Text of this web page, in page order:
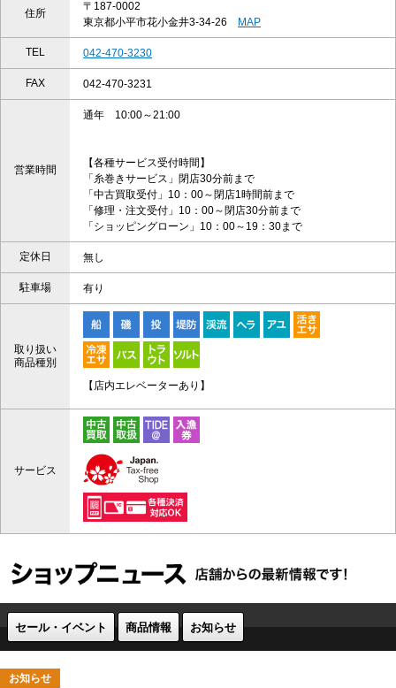
住所
〒187-0002
東京都小平市花小金井3-34-26
MAP
TEL 042-470-3230
FAX 042-470-3231
営業時間
通年 10:00～21:00
【各種サービス受付時間】
「糸巻きサービス」閉店30分前まで
「中古買取受付」10：00～閉店1時間前まで
「修理・注文受付」10：00～閉店30分前まで
「ショッピングローン」10：00～19：30まで
定休日 無し
駐車場 有り
取り扱い
商品種別
【店内エレベーターあり】
サービス
セール・イベント 商品情報 お知らせ
お知らせ